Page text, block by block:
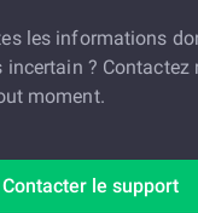
les informations
incertain ? Contactez
moment.
Contacter le support